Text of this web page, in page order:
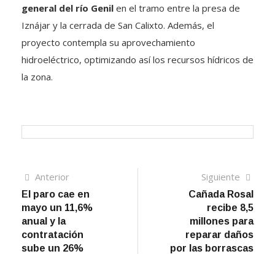
general del río Genil en el tramo entre la presa de
Iznájar y la cerrada de San Calixto. Además, el
proyecto contempla su aprovechamiento
hidroeléctrico, optimizando así los recursos hídricos de
la zona.
Navegación
de
entradas
AnteriorArtículo
anterior
El paro cae en
mayo un 11,6%
anual y la
contratación
sube un 26%
Siguiente
Cañada Rosal
recibe 8,5
millones para
reparar daños
por las borrascas